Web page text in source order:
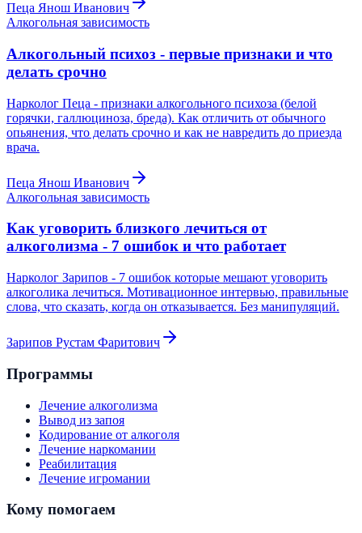
Пеца Янош Иванович
Алкогольная зависимость
Алкогольный психоз - первые признаки и что
делать срочно
Нарколог Пеца - признаки алкогольного психоза (белой
горячки, галлюциноза, бреда). Как отличить от обычного
опьянения, что делать срочно и как не навредить до приезда
врача.
Пеца Янош Иванович
Алкогольная зависимость
Как уговорить близкого лечиться от
алкоголизма - 7 ошибок и что работает
Нарколог Зарипов - 7 ошибок которые мешают уговорить
алкоголика лечиться. Мотивационное интервью, правильные
слова, что сказать, когда он отказывается. Без манипуляций.
Зарипов Рустам Фаритович
Программы
Лечение алкоголизма
Вывод из запоя
Кодирование от алкоголя
Лечение наркомании
Реабилитация
Лечение игромании
Кому помогаем